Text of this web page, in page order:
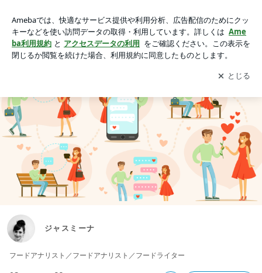
アプリをダウンロードして ブログの更新通知
を受け取りまし
ょう。
開く
ジャスミーナ
フードアナリスト／フードアナリスト／フードライター